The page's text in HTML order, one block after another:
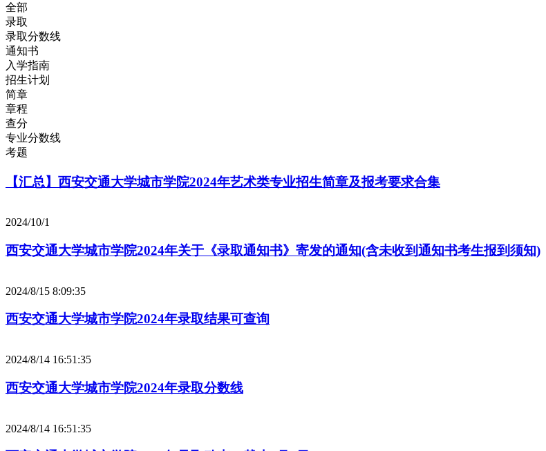
全部
录取
录取分数线
通知书
入学指南
招生计划
简章
章程
查分
专业分数线
考题
【汇总】西安交通大学城市学院2024年艺术类专业招生简章及报考要求合集
2024/10/1
西安交通大学城市学院2024年关于《录取通知书》寄发的通知(含未收到通知书考生报到须知)
2024/8/15 8:09:35
西安交通大学城市学院2024年录取结果可查询
2024/8/14 16:51:35
西安交通大学城市学院2024年录取分数线
2024/8/14 16:51:35